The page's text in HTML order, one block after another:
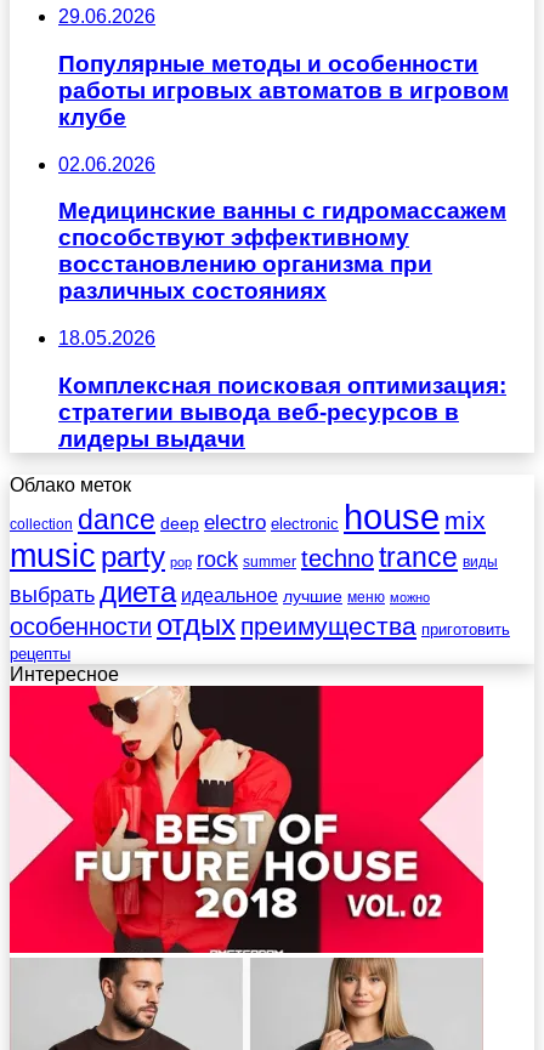
29.06.2026
Популярные методы и особенности
работы игровых автоматов в игровом
клубе
02.06.2026
Медицинские ванны с гидромассажем
способствуют эффективному
восстановлению организма при
различных состояниях
18.05.2026
Комплексная поисковая оптимизация:
стратегии вывода веб-ресурсов в
лидеры выдачи
Облако меток
collection dance deep electro electronic house mix
music party pop rock summer technotrance виды
выбратьдиета идеальное лучшие меню можно
особенности отдых преимущества приготовить
рецепты
Интересное